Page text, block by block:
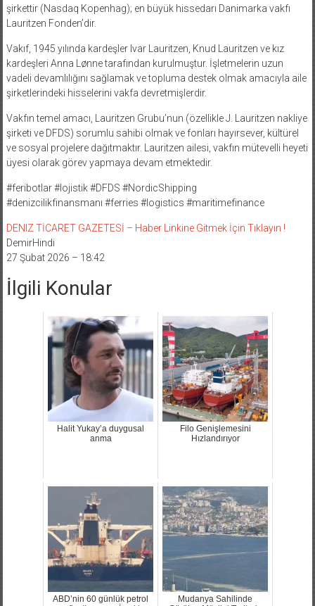
şirkettir (Nasdaq Kopenhag); en büyük hissedarı Danimarka vakfı
Lauritzen Fonden’dir.
Vakıf, 1945 yılında kardeşler Ivar Lauritzen, Knud Lauritzen ve kız
kardeşleri Anna Lønne tarafından kurulmuştur. İşletmelerin uzun
vadeli devamlılığını sağlamak ve topluma destek olmak amacıyla aile
şirketlerindeki hisselerini vakfa devretmişlerdir.
Vakfın temel amacı, Lauritzen Grubu’nun (özellikle J. Lauritzen nakliye
şirketi ve DFDS) sorumlu sahibi olmak ve fonları hayırsever, kültürel
ve sosyal projelere dağıtmaktır. Lauritzen ailesi, vakfın mütevelli heyeti
üyesi olarak görev yapmaya devam etmektedir.
#feribotlar #lojistik #DFDS #NordicShipping
#denizcilikfinansmanı #ferries #logistics #maritimefinance
DENIZ TİCARET GAZETESİ – Haber Linkine Gitmek İçin Tıklayın !
DemirHindi
27 Şubat 2026 – 18:42
İlgili Konular
Halit Yukay’a duygusal
anma
Filo Genişlemesini
Hızlandırıyor
ABD’nin 60 günlük petrol
Mudanya Sahilinde